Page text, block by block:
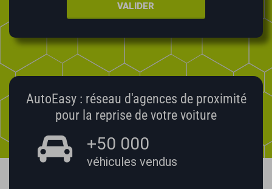
VALIDER
AutoEasy : réseau d'agences de proximité
pour la reprise de votre voiture
+50 000
véhicules vendus